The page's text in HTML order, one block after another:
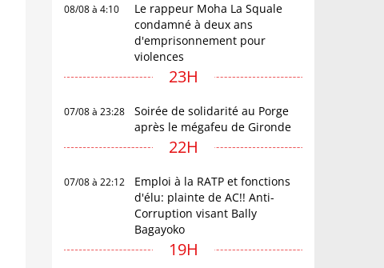
08/08 à 4:10
Le rappeur Moha La Squale
condamné à deux ans
d'emprisonnement pour
violences
23H
07/08 à 23:28
Soirée de solidarité au Porge
après le mégafeu de Gironde
22H
07/08 à 22:12
Emploi à la RATP et fonctions
d'élu: plainte de AC!! Anti-
Corruption visant Bally
Bagayoko
19H